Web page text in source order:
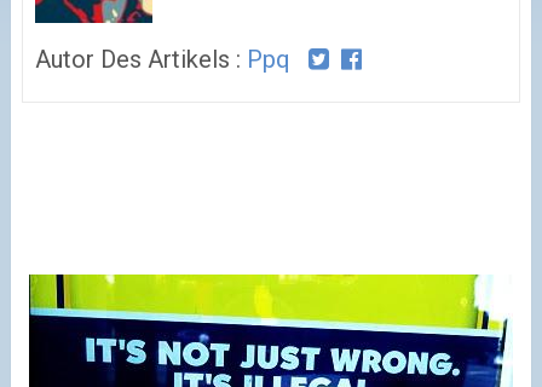
Autor Des Artikels : Ppq